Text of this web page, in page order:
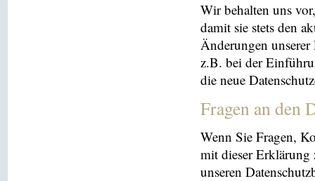
Wir behalten uns
damit sie stets den
Änderungen
z.B. bei der
die neue
Fragen an den
Wenn Sie Fragen,
mit dieser Erklärung
unseren